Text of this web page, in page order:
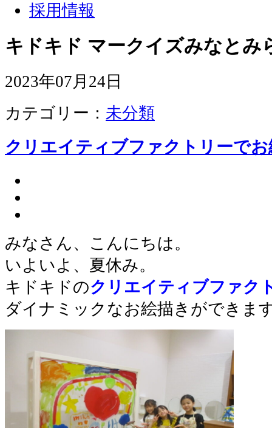
採用情報
キドキド マークイズみなとみ
2023年07月24日
カテゴリー： 未分類
クリエイティブファクトリーで
みなさん、こんにちは。
いよいよ、夏休み。
キドキドのクリエイティブファク
ダイナミックなお絵描きができま